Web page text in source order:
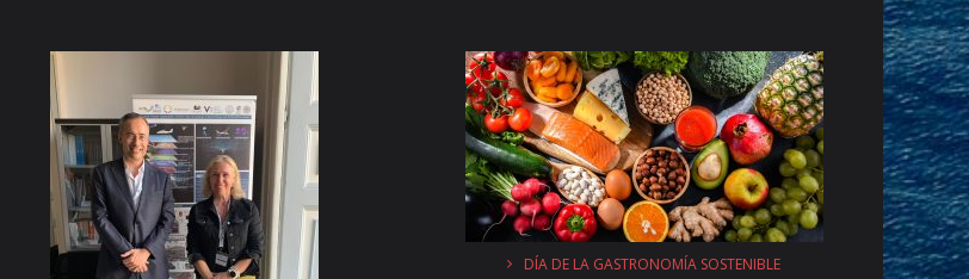
DÍA DE LA GASTRONOMÍA SOSTENIBLE